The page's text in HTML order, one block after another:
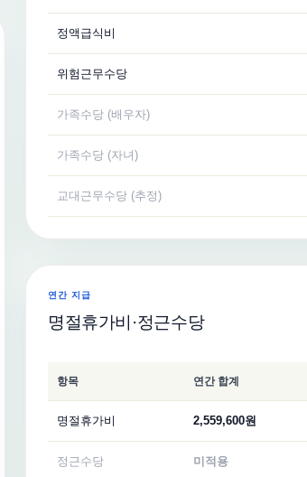
정액급식비
위험근무수당
가족수당 (배우자)
가족수당 (자녀)
교대근무수당 (추정)
연간 지급
명절휴가비·정근수당
항목 연간 합계
명절휴가비 2,559,600원
정근수당 미적용